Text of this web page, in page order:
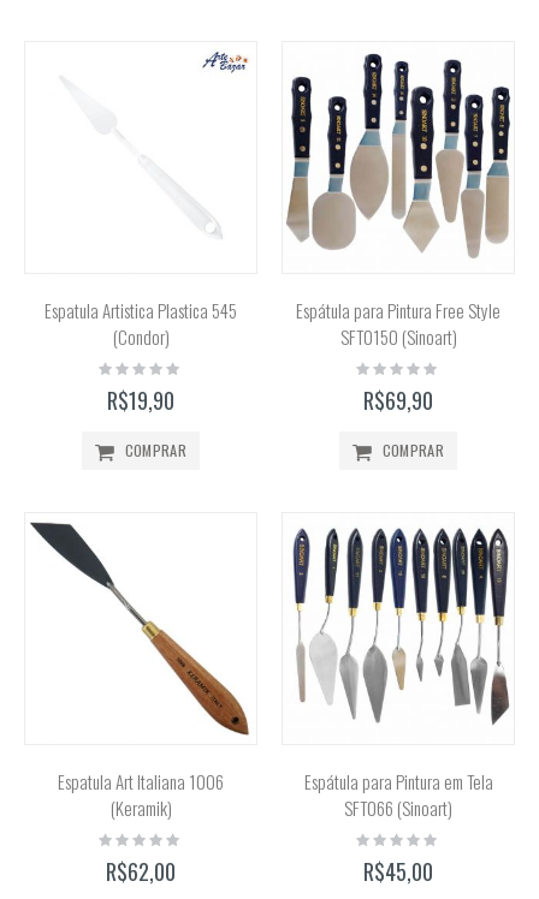
Espatula Artistica Plastica 545
(Condor)
Rating:
0%
R$19,90
COMPRAR
Espátula para Pintura Free Style
SFT0150 (Sinoart)
Rating:
0%
R$69,90
COMPRAR
Espatula Art Italiana 1006
(Keramik)
Rating:
0%
R$62,00
Espátula para Pintura em Tela
SFT066 (Sinoart)
Rating:
0%
R$45,00